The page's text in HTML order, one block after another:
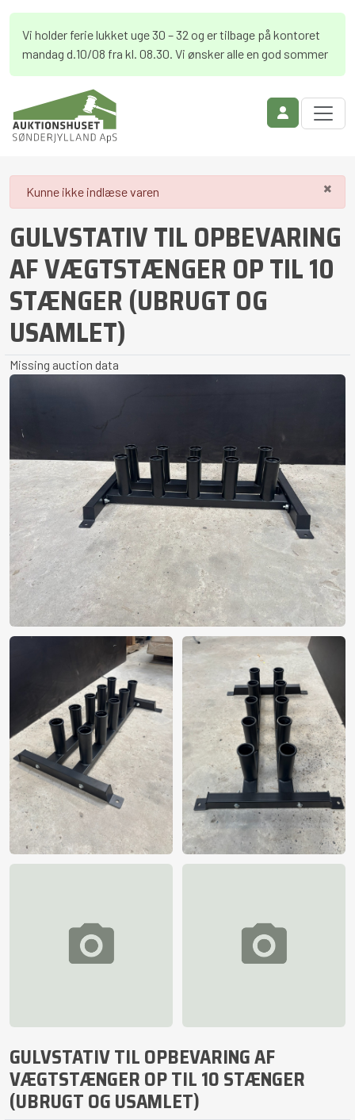
Vi holder ferie lukket uge 30 – 32 og er tilbage på kontoret
mandag d.10/08 fra kl. 08.30. Vi ønsker alle en god sommer
×
danger
Kunne ikke indlæse varen
GULVSTATIV TIL OPBEVARING
AF VÆGTSTÆNGER OP TIL 10
STÆNGER (UBRUGT OG
USAMLET)
Missing auction data
GULVSTATIV TIL OPBEVARING AF
VÆGTSTÆNGER OP TIL 10 STÆNGER
(UBRUGT OG USAMLET)